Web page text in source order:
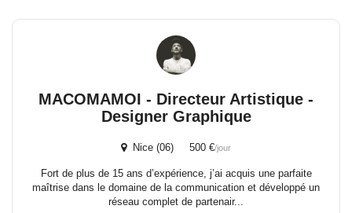
MACOMAMOI - Directeur Artistique -
Designer Graphique
Nice (06) 500 €/jour
Fort de plus de 15 ans d’expérience, j’ai acquis une parfaite
maîtrise dans le domaine de la communication et développé un
réseau complet de partenair...